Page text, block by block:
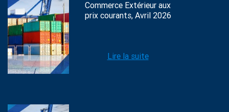
Commerce Extérieur aux
prix courants, Avril 2026
Lire la suite